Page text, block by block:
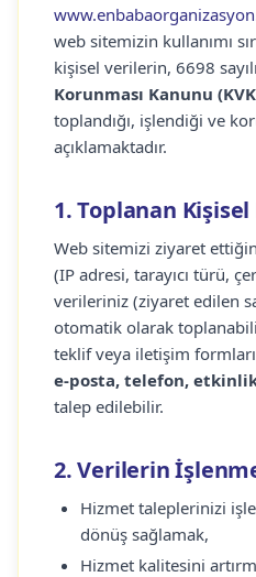
web sitemizin kullanımı
kişisel verilerin, 6698 sayılı
Korunması Kanunu
toplandığı, işlendiği ve
açıklamaktadır.
1. Toplanan
Web sitemizi ziyaret
(IP adresi, tarayıcı türü,
verileriniz (ziyaret edilen
otomatik olarak
teklif veya iletişim formları
e-posta, telefon,
talep edilebilir.
2. Verilerin
Hizmet taleplerinizi
dönüş sağlamak,
Hizmet kalitesini